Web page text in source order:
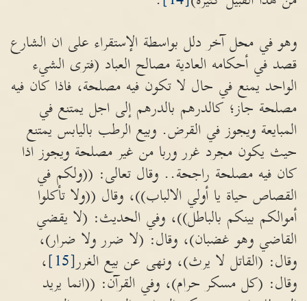
وهو في محل آخر دلل بواسطة الإستقراء على ان الشارع
قصد في أحكامه العادية مصالح العباد (فترى الشيء
الواحد يمنع في حال لا تكون فيه مصلحة، فاذا كان فيه
مصلحة جاز؛ كالدرهم بالدرهم إلى اجل يمتنع في
المبايعة ويجوز في القرض. وبيع الرطب باليابس يمتنع
حيث يكون مجرد غرر وربا من غير مصلحة ويجوز اذا
كان فيه مصلحة راجحة.. وقال تعالى: ((ولكم في
القصاص حياة يا أولي الالباب))، وقال ((ولا تأكلوا
أموالكم بينكم بالباطل))، وفي الحديث: (لا يقضي
القاضي وهو غضبان)، وقال: (لا ضرر ولا ضرار)،
وقال: (القاتل لا يرث)، ونهى عن بيع الغرر[15]
،
وقال: (كل مسكر حرام)، وفي القرآن: ((انما يريد